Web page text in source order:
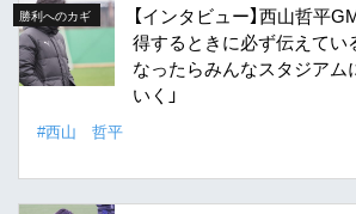
勝利へのカギ
【インタビュー】西山哲平
得するときに必ず伝えてい
なったらみんなスタジアム
いく」
#西山 哲平